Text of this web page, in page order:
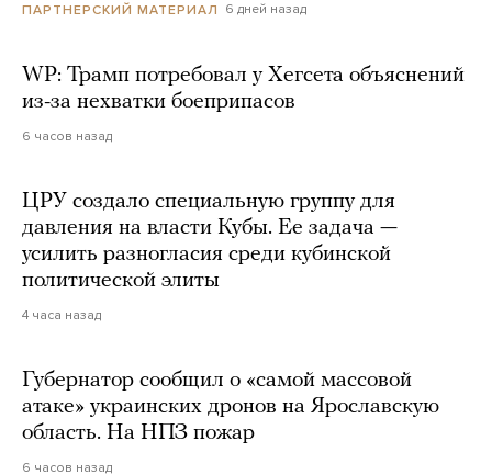
ПАРТНЕРСКИЙ МАТЕРИАЛ 6 дней назад
WP: Трамп потребовал у Хегсета объяснений
из-за нехватки боеприпасов
6 часов назад
ЦРУ создало специальную группу для
давления на власти Кубы. Ее задача —
усилить разногласия среди кубинской
политической элиты
4 часа назад
Губернатор сообщил о «самой массовой
атаке» украинских дронов на Ярославскую
область. На НПЗ пожар
6 часов назад